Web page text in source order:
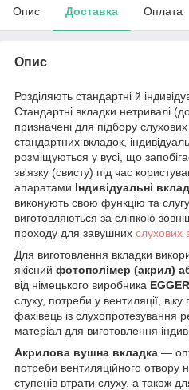
Опис Доставка Оплата
Опис
Розділяють стандартні й
Стандартні вкладки нетривалі
призначені для підбору слухових
стандартних вкладок,
розміщуються у вусі, що
зв'язку (свисту) під час
апаратами. Індивідуальні
виконують свою функцію та
виготовляються за сліпкою
проходу для завушних слухових
Для виготовлення вкладки
якісний фотополімер (акрил)
від німецького виробника
слуху, потреби у вентиляції, віку
фахівець із слухопротезування
матеріал для виготовлення
Акрилова вушна вкладка —
потреби вентиляційного отвору
ступенів втрати слуху, а також